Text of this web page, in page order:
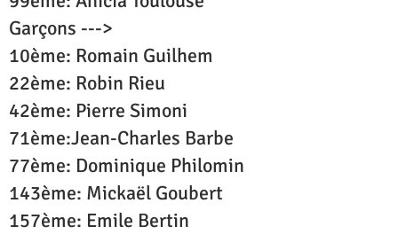
Garçons --->
10ème: Romain Guilhem
22ème: Robin Rieu
42ème: Pierre Simoni
71ème:Jean-Charles Barbe
77ème: Dominique Philomin
143ème: Mickaël Goubert
157ème: Emile Bertin